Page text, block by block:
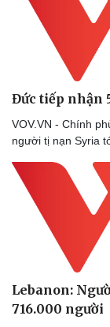
Săn Tour
check-in
Đức tiếp nhận
VOV.VN - Chính
người tị nạn Syria
Lebanon:
716.000 người